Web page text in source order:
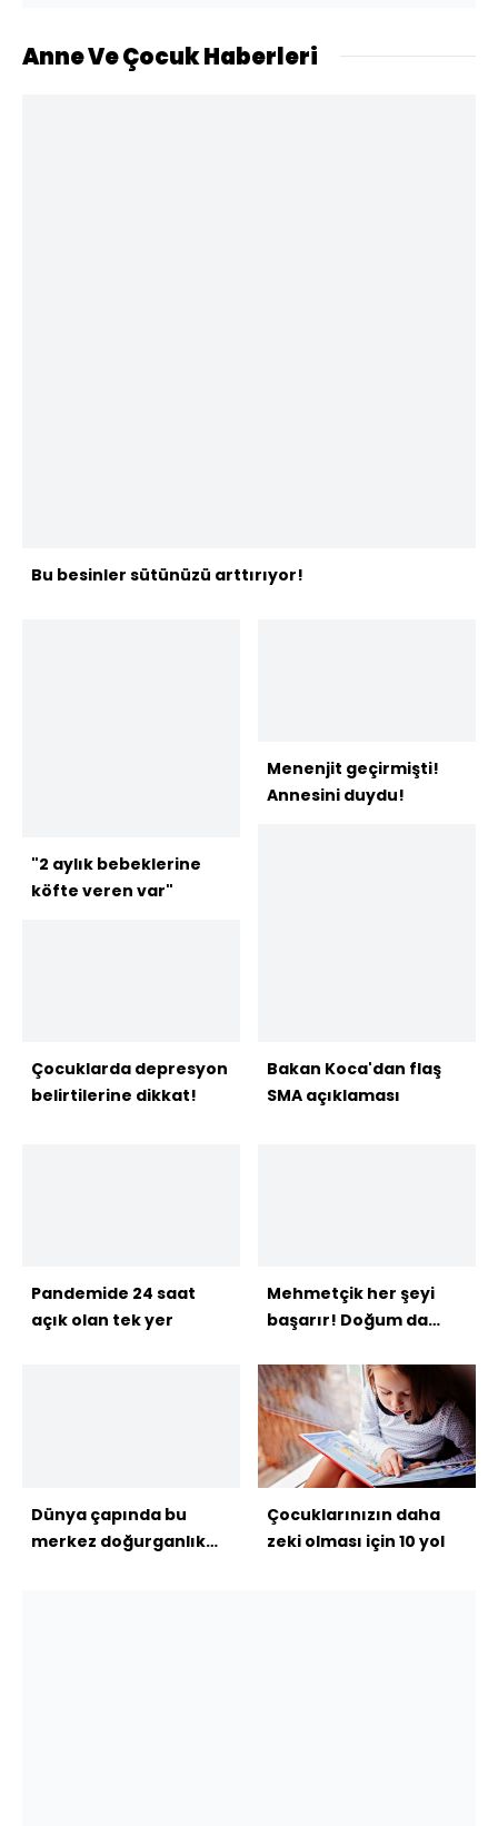
Anne Ve Çocuk Haberleri
Bu besinler sütünüzü arttırıyor!
"2 aylık bebeklerine
köfte veren var"
Çocuklarda depresyon
belirtilerine dikkat!
Menenjit geçirmişti!
Annesini duydu!
Bakan Koca'dan flaş
SMA açıklaması
Pandemide 24 saat
açık olan tek yer
Mehmetçik her şeyi
başarır! Doğum da
Dünya çapında bu
merkez doğurganlık
Çocuklarınızın daha
zeki olması için 10 yol